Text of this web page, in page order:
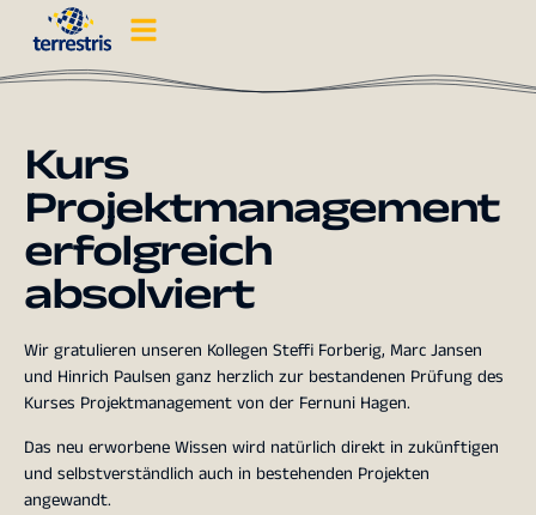
Kurs
Projektmanagement
erfolgreich
absolviert
Wir gratulieren unseren Kollegen Steffi Forberig, Marc Jansen
und Hinrich Paulsen ganz herzlich zur bestandenen Prüfung des
Kurses Projektmanagement von der Fernuni Hagen.
Das neu erworbene Wissen wird natürlich direkt in zukünftigen
und selbstverständlich auch in bestehenden Projekten
angewandt.